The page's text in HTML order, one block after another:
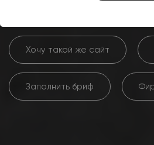
Хочу такой же сайт
Заполнить бриф